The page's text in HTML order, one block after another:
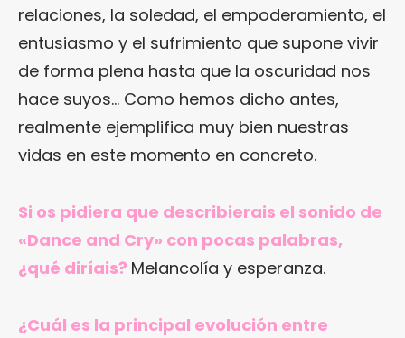
relaciones, la soledad, el empoderamiento, el
entusiasmo y el sufrimiento que supone vivir
de forma plena hasta que la oscuridad nos
hace suyos… Como hemos dicho antes,
realmente ejemplifica muy bien nuestras
vidas en este momento en concreto.
Si os pidiera que describierais el sonido de
«Dance and Cry» con pocas palabras,
¿qué diríais? Melancolía y esperanza.
¿Cuál es la principal evolución entre